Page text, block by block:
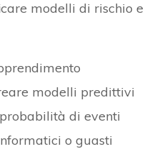
modelli di rischio e
modelli predittivi
di eventi
o guasti